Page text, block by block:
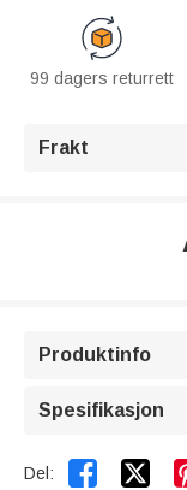
99 dagers returrett
Frakt
Produktinfo
Spesifikasjon
Del: 